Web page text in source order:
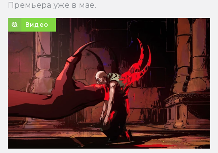
Премьера уже в мае.
Видео